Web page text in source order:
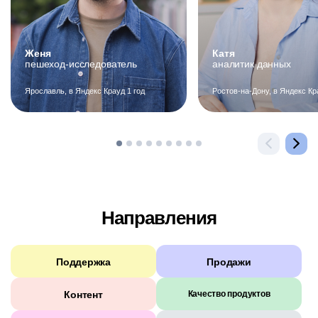
Женя
пешеход-исследователь
Ярославль, в Яндекс Крауд 1 год
Катя
аналитик данных
Ростов-на-Дону, в Яндекс
Направления
Поддержка Продажи
Контент Качество продуктов